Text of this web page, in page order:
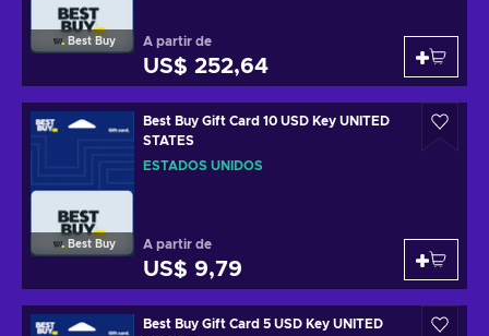
Best Buy A partir de
US$ 252,64
Best Buy
Best Buy Gift Card 10 USD Key UNITED
STATES
ESTADOS UNIDOS
A partir de
US$ 9,79
Best Buy Gift Card 5 USD Key UNITED